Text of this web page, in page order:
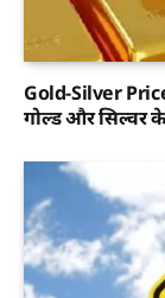
Gold-Silver
गोल्ड और सिल्वर